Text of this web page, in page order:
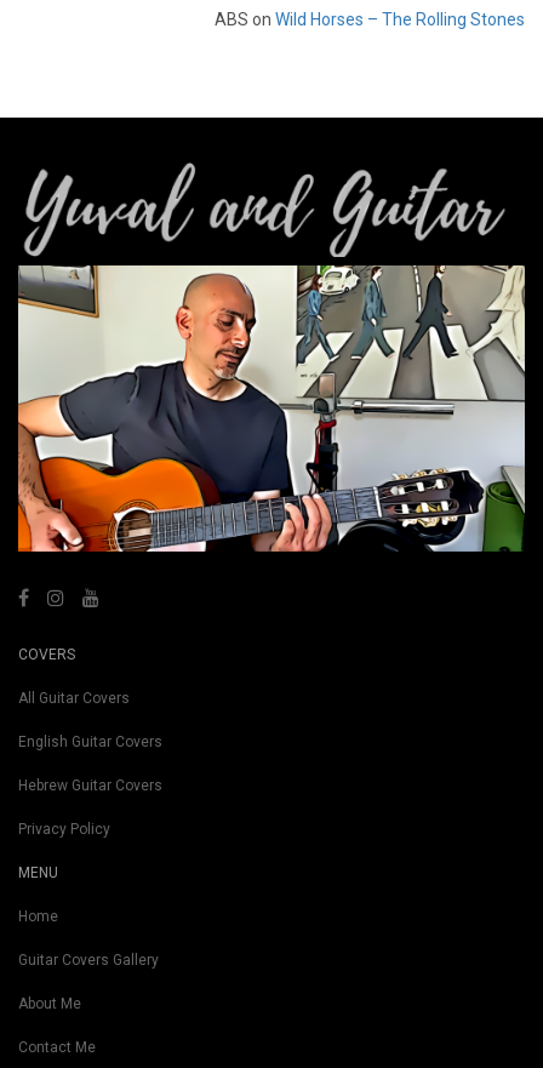
ABS on Wild Horses – The Rolling Stones
COVERS
All Guitar Covers
English Guitar Covers
Hebrew Guitar Covers
Privacy Policy
MENU
Home
Guitar Covers Gallery
About Me
Contact Me